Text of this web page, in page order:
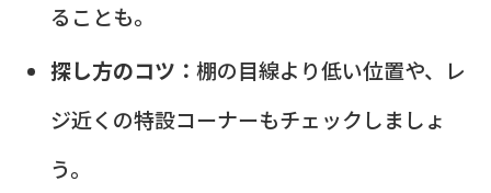
ることも。
探し方のコツ： 棚の目線より低い位置や、レ
ジ近くの特設コーナーもチェックしましょ
う。